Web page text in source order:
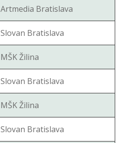
Artmedia Bratislava
Slovan Bratislava
MŠK Žilina
Slovan Bratislava
MŠK Žilina
Slovan Bratislava